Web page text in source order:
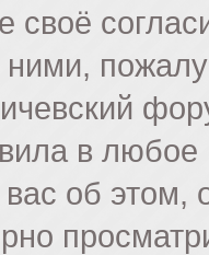
своё
в
об